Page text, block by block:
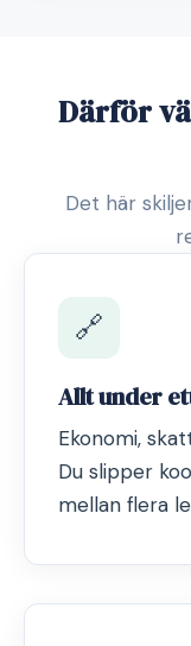
Därför
Det här
🔗
Allt under
Ekonomi,
Du slipper
mellan flera